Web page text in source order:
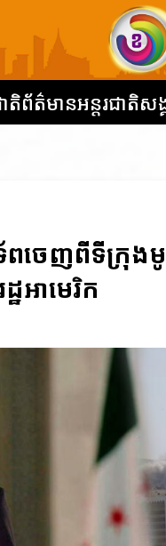
តិព័ត៌មានអន្តរជាតិស
ពចេញពីទីក្រុង
ាមេរិក